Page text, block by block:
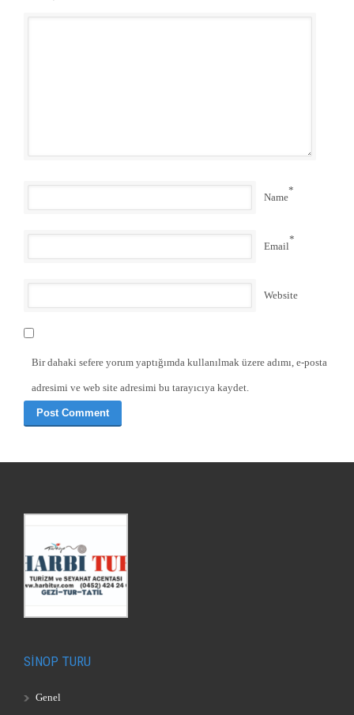
Name
*
Email
*
Website
Bir dahaki sefere yorum yaptığımda kullanılmak üzere adımı, e-posta
adresimi ve web site adresimi bu tarayıcıya kaydet.
SİNOP TURU
Genel